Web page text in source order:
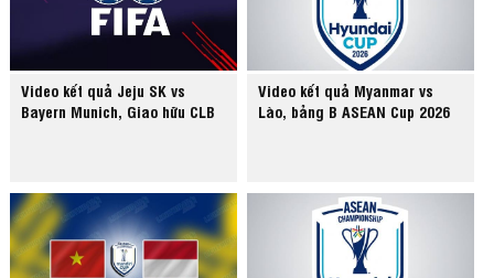
Video kết quả Jeju SK vs
Bayern Munich, Giao hữu CLB
Video kết quả Myanmar vs
Lào, bảng B ASEAN Cup 2026